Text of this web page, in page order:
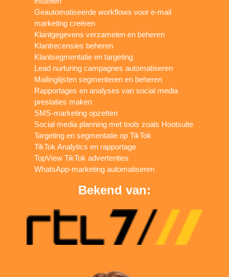
Geautomatiseerde workflows voor e-mail
marketing creëren
Klantgegevens verzamelen en beheren
Klantrecensies beheren
Klantsegmentatie en targeting
Lead nurturing campagnes automatiseren
Mailinglijsten segmenteren en beheren
Rapportages en analyses van social media
prestaties maken
SMS-marketing opzetten
Social media planning met tools zoals Hootsuite
Targeting en segmentatie op TikTok
TikTok Analytics en rapportage
TopView TikTok advertenties
WhatsApp-marketing automatiseren
Bekend van: